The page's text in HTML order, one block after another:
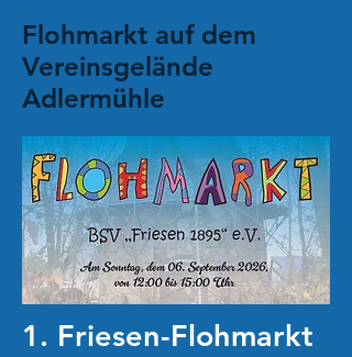
Flohmarkt auf dem
Vereinsgelände
Adlermühle
1. Friesen-Flohmarkt